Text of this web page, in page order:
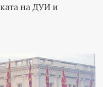
на ДУИ и